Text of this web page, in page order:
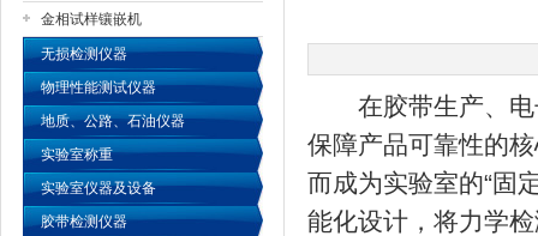
金相试样镶嵌机
无损检测仪器
物理性能测试仪器
地质、公路、石油仪器
实验室称重
实验室仪器及设备
胶带检测仪器
在胶带生产、电
保障产品可靠性的
而成为实验室的“固
能化设计，将力学